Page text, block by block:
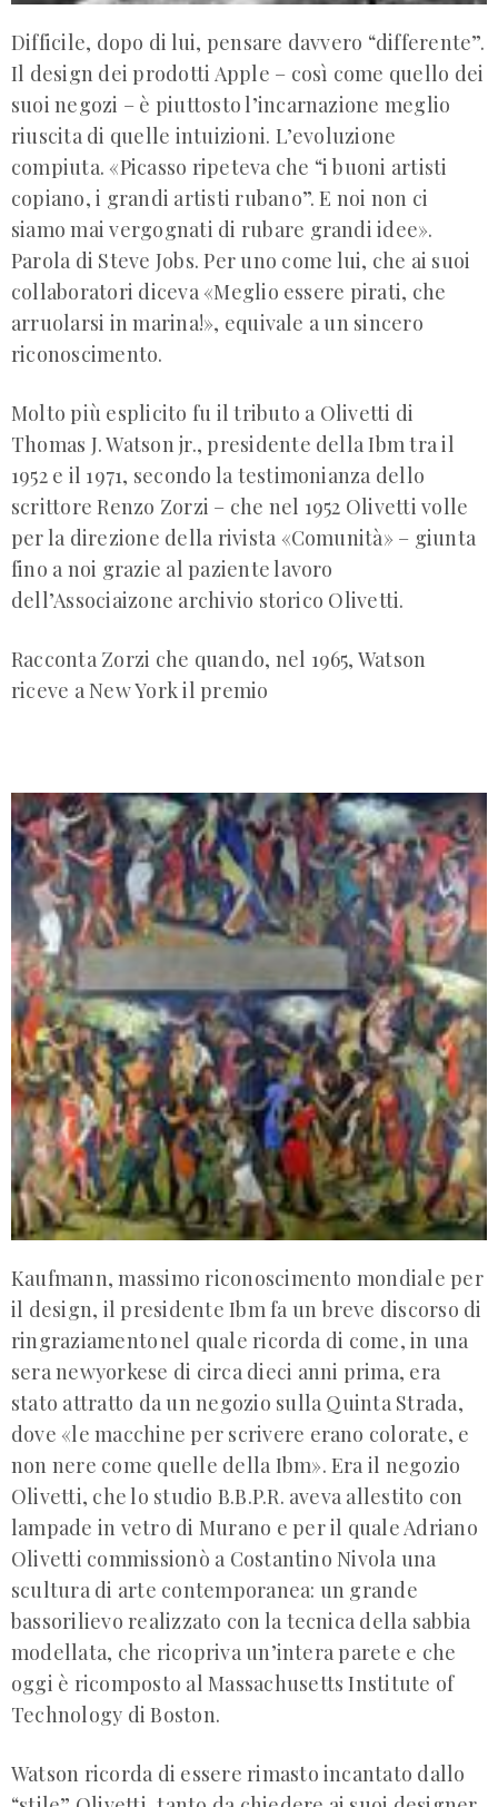
Difficile, dopo di lui, pensare davvero “differente”.
Il design dei prodotti Apple – così come quello dei
suoi negozi – è piuttosto l’incarnazione meglio
riuscita di quelle intuizioni. L’evoluzione
compiuta. «Picasso ripeteva che “i buoni artisti
copiano, i grandi artisti rubano”. E noi non ci
siamo mai vergognati di rubare grandi idee».
Parola di Steve Jobs. Per uno come lui, che ai suoi
collaboratori diceva «Meglio essere pirati, che
arruolarsi in marina!», equivale a un sincero
riconoscimento.
Molto più esplicito fu il tributo a Olivetti di
Thomas J. Watson jr., presidente della Ibm tra il
1952 e il 1971, secondo la testimonianza dello
scrittore Renzo Zorzi – che nel 1952 Olivetti volle
per la direzione della rivista «Comunità» – giunta
fino a noi grazie al paziente lavoro
dell’Associaizone archivio storico Olivetti.
Racconta Zorzi che quando, nel 1965, Watson
riceve a New York il premio
Kaufmann, massimo riconoscimento mondiale per
il design, il presidente Ibm fa un breve discorso di
ringraziamento nel quale ricorda di come, in una
sera newyorkese di circa dieci anni prima, era
stato attratto da un negozio sulla Quinta Strada,
dove «le macchine per scrivere erano colorate, e
non nere come quelle della Ibm». Era il negozio
Olivetti, che lo studio B.B.P.R. aveva allestito con
lampade in vetro di Murano e per il quale Adriano
Olivetti commissionò a Costantino Nivola una
scultura di arte contemporanea: un grande
bassorilievo realizzato con la tecnica della sabbia
modellata, che ricopriva un’intera parete e che
oggi è ricomposto al Massachusetts Institute of
Technology di Boston.
Watson ricorda di essere rimasto incantato dallo